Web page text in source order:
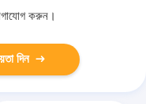
করুন।
দিন